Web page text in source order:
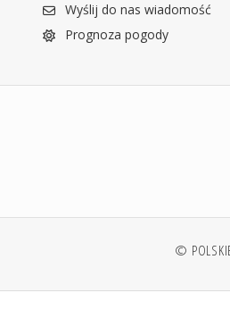
Wyślij do nas wiadomość
Prognoza pogody
©